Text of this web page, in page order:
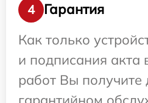
4
Гарантия
Как только
и подписания
работ Вы получите